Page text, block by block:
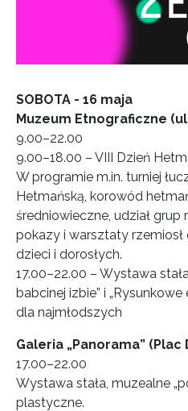
SOBOTA - 16 maja
Muzeum Etnograficzne
9.00–22.00
9.00–18.00 – VIII Dzień
W programie m.in. turniej
Hetmańską, korowód
średniowieczne, udział grup
pokazy i warsztaty
dzieci i dorosłych.
17.00–22.00 – Wystawa
babcinej izbie” i
dla najmłodszych
Galeria „Panorama” (Plac
17.00–22.00
Wystawa stała, muzealne
plastyczne.